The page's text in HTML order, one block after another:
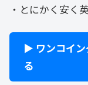
・とにかく安く
▶ ワンコイン
る